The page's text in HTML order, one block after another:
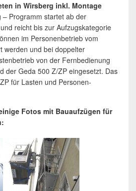
in Wirsberg inkl. Montage
– Programm startet ab der
reicht bis zur Aufzugskategorie
im Personenbetrieb vom
werden und bei doppelter
von der Fernbedienung
der Geda 500 Z/ZP eingesetzt. Das
für Lasten und Personen-
Fotos mit Bauaufzügen für